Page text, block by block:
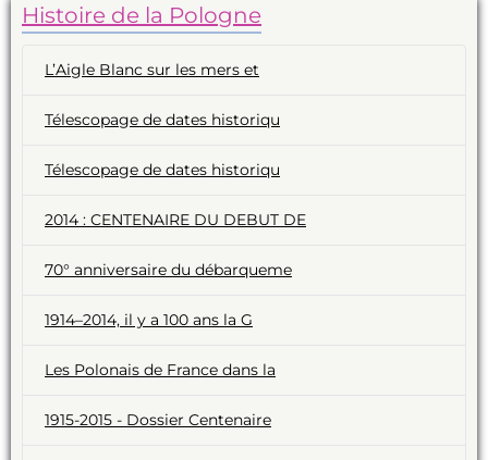
Histoire de la Pologne
L’Aigle Blanc sur les mers et
Télescopage de dates historiqu
Télescopage de dates historiqu
2014 : CENTENAIRE DU DEBUT DE
70° anniversaire du débarqueme
1914–2014, il y a 100 ans la G
Les Polonais de France dans la
1915-2015 - Dossier Centenaire